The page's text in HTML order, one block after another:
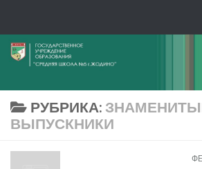
РУБРИКА:
ВЫПУСКНИКИ